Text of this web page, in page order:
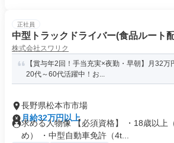
正社員
中型トラックドライバー(食品ルート
株式会社スワリク
【賞与年2回！手当充実×夜勤・早朝】月32万
20代～60代活躍中！お...
長野県松本市市場
月給32万円以上
求める人物像 【必須資格】 ・18歳以上
め） ・中型自動車免許（4t...